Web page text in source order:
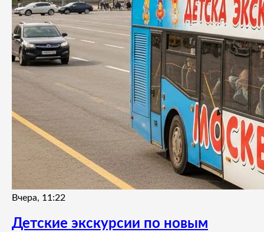
Вчера, 11:22
Детские экскурсии по новым